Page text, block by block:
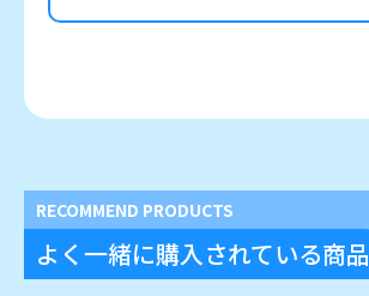
よく一緒に購入されている商品
RECOMMEND PRODUCTS